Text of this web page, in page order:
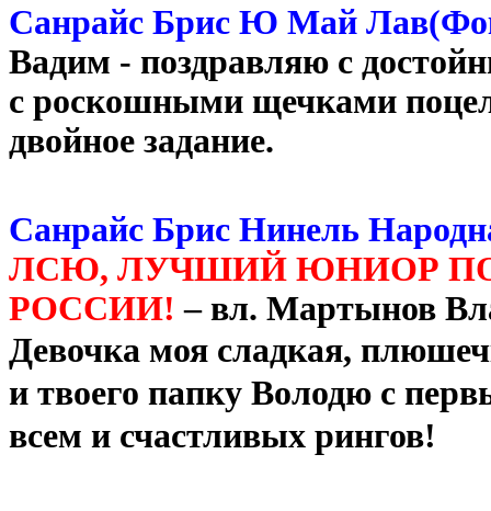
Санрайс Брис Ю Май
Вадим - поздравляю с
с роскошными щечками
двойное задание.
Санрайс Брис Нинель
ЛСЮ, ЛУЧШИЙ ЮНИОР
РОССИИ! – вл. Мартынов
Девочка моя сладкая,
и твоего папку Володю с
всем и счастливых рингов!